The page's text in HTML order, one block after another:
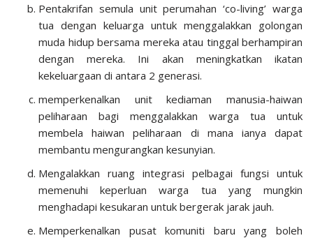
Pentakrifan semula unit perumahan ‘co-living’ warga
tua dengan keluarga untuk menggalakkan golongan
muda hidup bersama mereka atau tinggal berhampiran
dengan mereka. Ini akan meningkatkan ikatan
kekeluargaan di antara 2 generasi.
memperkenalkan unit kediaman manusia-haiwan
peliharaan bagi menggalakkan warga tua untuk
membela haiwan peliharaan di mana ianya dapat
membantu mengurangkan kesunyian.
Mengalakkan ruang integrasi pelbagai fungsi untuk
memenuhi keperluan warga tua yang mungkin
menghadapi kesukaran untuk bergerak jarak jauh.
Memperkenalkan pusat komuniti baru yang boleh